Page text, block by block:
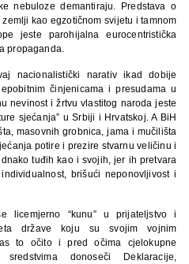
nebuloze demantiraju. Predstava o
kao egzotičnom svijetu i tamnom
jeste parohijalna eurocentristička
propaganda.
nacionalistički narativ ikad dobije
činjenicama i presudama u
nevinost i žrtvu vlastitog naroda jeste
sjećanja” u Srbiji i Hrvatskoj. A BiH
masovnih grobnica, jama i mučilišta
potire i prezire stvarnu veličinu i
tuđih kao i svojih, jer ih pretvara
brišući neponovljivost i
licemjerno “kunu” u prijateljstvo i
države koju su svojim vojnim
to očito i pred očima cjelokupne
donoseči Deklaracije,